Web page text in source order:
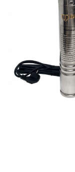
Acumulatori si